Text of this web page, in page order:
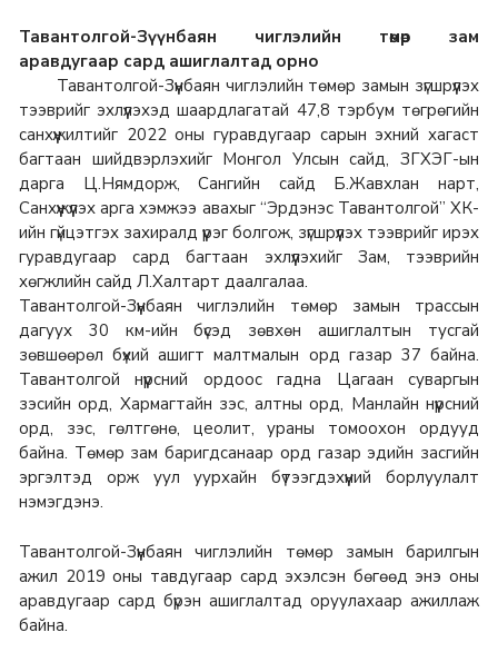
Тавантолгой-Зүүнбаян чиглэлийн төмөр зам
аравдугаар сард ашиглалтад орно
Тавантолгой-Зүүнбаян чиглэлийн төмөр замын зүгшрүүлэх
тээврийг эхлүүлэхэд шаардлагатай 47,8 тэрбум төгрөгийн
санхүүжилтийг 2022 оны гуравдугаар сарын эхний хагаст
багтаан шийдвэрлэхийг Монгол Улсын сайд, ЗГХЭГ-ын
дарга Ц.Нямдорж, Сангийн сайд Б.Жавхлан нарт,
Санхүүжүүлэх арга хэмжээ авахыг “Эрдэнэс Тавантолгой” ХК-
ийн гүйцэтгэх захиралд үүрэг болгож, зүгшрүүлэх тээврийг ирэх
гуравдугаар сард багтаан эхлүүлэхийг Зам, тээврийн
хөгжлийн сайд Л.Халтарт даалгалаа.
Тавантолгой-Зүүнбаян чиглэлийн төмөр замын трассын
дагуух 30 км-ийн бүсэд зөвхөн ашиглалтын тусгай
зөвшөөрөл бүхий ашигт малтмалын орд газар 37 байна.
Тавантолгой нүүрсний ордоос гадна Цагаан суваргын
зэсийн орд, Хармагтайн зэс, алтны орд, Манлайн нүүрсний
орд, зэс, гөлтгөнө, цеолит, ураны томоохон ордууд
байна. Төмөр зам баригдсанаар орд газар эдийн засгийн
эргэлтэд орж уул уурхайн бүтээгдэхүүний борлуулалт
нэмэгдэнэ.
Тавантолгой-Зүүнбаян чиглэлийн төмөр замын барилгын
ажил 2019 оны тавдугаар сард эхэлсэн бөгөөд энэ оны
аравдугаар сард бүрэн ашиглалтад оруулахаар ажиллаж
байна.